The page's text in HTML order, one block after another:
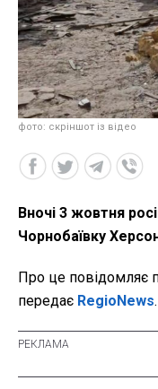
фото: скріншот із відео
Вночі 3 жовтня
Чорнобаївку
Про це повідомляє
передає RegioNews.